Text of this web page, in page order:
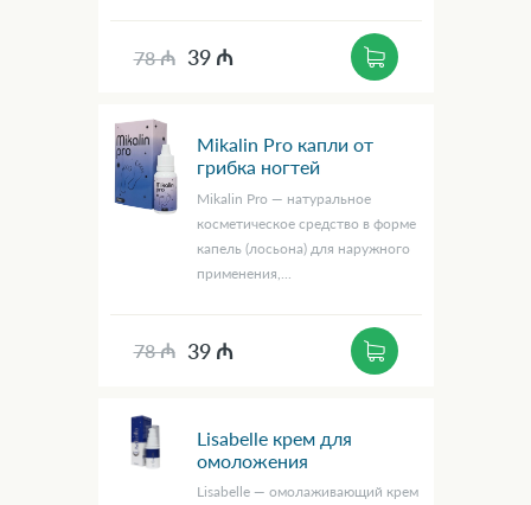
78 ₼ 39 ₼
Mikalin Pro капли от
грибка ногтей
Mikalin Pro — натуральное
косметическое средство в форме
капель (лосьона) для наружного
применения,...
78 ₼ 39 ₼
Lisabelle крем для
омоложения
Lisabelle — омолаживающий крем